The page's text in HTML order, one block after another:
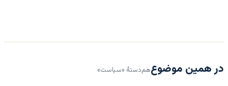
در همین موضوعهم‌دستهٔ «سیاست»